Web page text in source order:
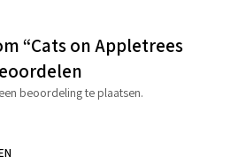
“Cats on Appletrees
beoordeling te plaatsen.